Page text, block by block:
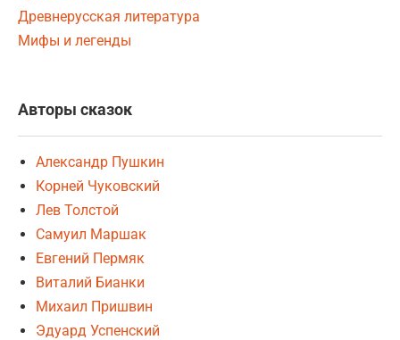
Древнерусская литература
Мифы и легенды
Авторы сказок
Александр Пушкин
Корней Чуковский
Лев Толстой
Самуил Маршак
Евгений Пермяк
Виталий Бианки
Михаил Пришвин
Эдуард Успенский